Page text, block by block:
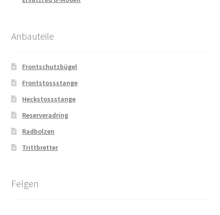
Anbauteile
Frontschutzbügel
Frontstossstange
Heckstossstange
Reserveradring
Radbolzen
Trittbretter
Felgen